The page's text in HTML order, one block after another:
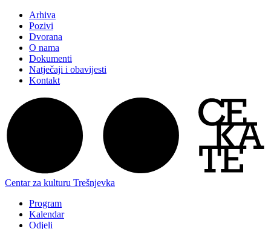
Arhiva
Pozivi
Dvorana
O nama
Dokumenti
Natječaji i obavijesti
Kontakt
Centar za kulturu Trešnjevka
Program
Kalendar
Odjeli